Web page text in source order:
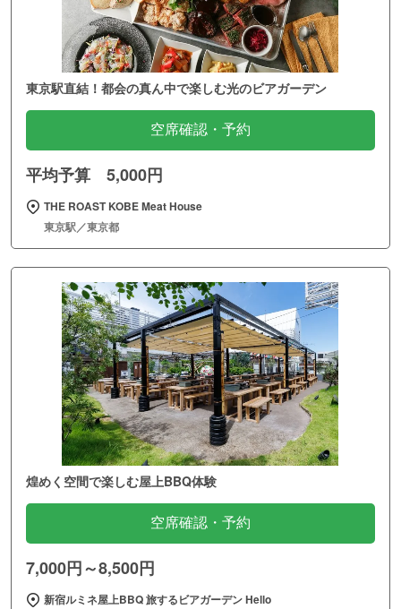
東京駅直結！都会の真ん中で楽しむ光のビアガーデン
空席確認・予約
平均予算 5,000円
THE ROAST KOBE Meat House
東京駅／東京都
煌めく空間で楽しむ屋上BBQ体験
空席確認・予約
7,000円～8,500円
新宿ルミネ屋上BBQ 旅するビアガーデン Hello